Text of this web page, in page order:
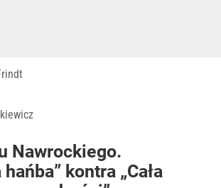
Nawrockiego.
kontra „Cała